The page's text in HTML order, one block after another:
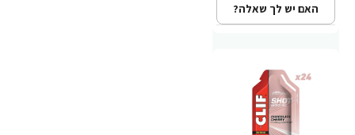
האם יש לך שאלה?